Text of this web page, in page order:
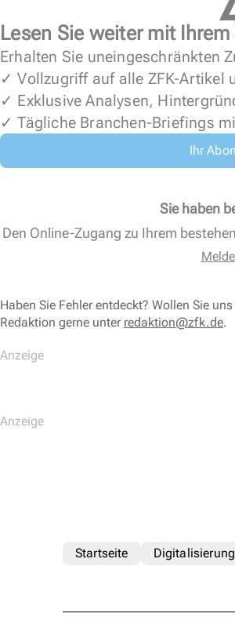
Lesen Sie weiter mit
Erhalten Sie uneingeschränkten
✓ Vollzugriff auf alle ZFK-Artikel
✓ Exklusive Analysen,
✓ Tägliche Branchen-Briefings
Ihr
Sie haben
Den Online-Zugang zu Ihrem
Haben Sie Fehler entdeckt? Wollen Sie
Redaktion gerne unter redaktion@zfk.de.
Startseite Digitalisierung